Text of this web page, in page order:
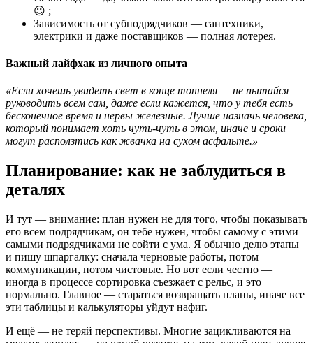
😉 ;
Зависимость от субподрядчиков — сантехники,
электрики и даже поставщиков — полная лотерея.
Важный лайфхак из личного опыта
«Если хочешь увидеть свет в конце тоннеля — не пытайся
руководить всем сам, даже если кажется, что у тебя есть
бесконечное время и нервы железные. Лучше назначь человека,
который понимает хоть чуть-чуть в этом, иначе и сроки
могут расползтись как жвачка на сухом асфальте.»
Планирование: как не заблудиться в
деталях
И тут — внимание: план нужен не для того, чтобы показывать
его всем подрядчикам, он тебе нужен, чтобы самому с этими
самыми подрядчиками не сойти с ума. Я обычно делю этапы
и пишу шпаргалку: сначала черновые работы, потом
коммуникации, потом чистовые. Но вот если честно —
иногда в процессе сортировка съезжает с рельс, и это
нормально. Главное — стараться возвращать планы, иначе все
эти таблицы и калькуляторы уйдут нафиг.
И ещё — не теряй перспективы. Многие зацикливаются на